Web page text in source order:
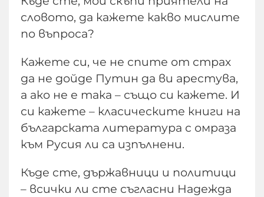
словото, да кажете какво мислите
по въпроса?
Кажете си, че не спите от страх
да не дойде Путин да ви арестува,
а ако не е така – също си кажете. И
си кажете – класическите книги на
българската литература с омраза
към Русия ли са изпълнени.
Къде сте, държавници и политици
– всички ли сте съгласни Надежда